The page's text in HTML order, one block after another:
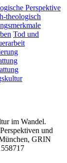
Perspektive
theologisch
Tod und
im Wandel.
und
GRIN